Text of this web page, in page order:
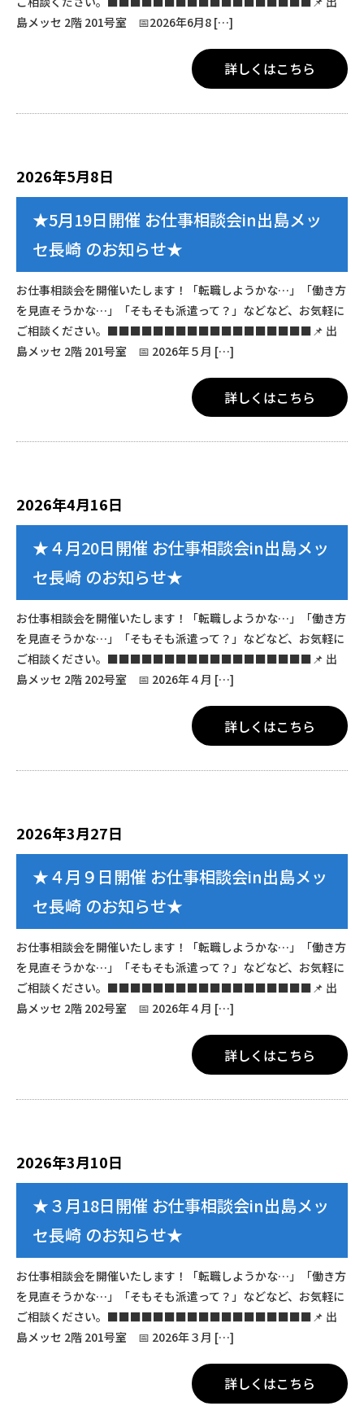
島メッセ 2階 201号室 📅2026年6月8 […]
詳しくはこちら
2026年5月8日
★5月19日開催 お仕事相談会in出島メッ
セ長崎 のお知らせ★
お仕事相談会を開催いたします！「転職しようかな…」「働き方
を見直そうかな…」「そもそも派遣って？」などなど、お気軽に
ご相談ください。■■■■■■■■■■■■■■■■■■📌 出
島メッセ 2階 201号室 📅 2026年５月 […]
詳しくはこちら
2026年4月16日
★４月20日開催 お仕事相談会in出島メッ
セ長崎 のお知らせ★
お仕事相談会を開催いたします！「転職しようかな…」「働き方
を見直そうかな…」「そもそも派遣って？」などなど、お気軽に
ご相談ください。■■■■■■■■■■■■■■■■■■📌 出
島メッセ 2階 202号室 📅 2026年４月 […]
詳しくはこちら
2026年3月27日
★４月９日開催 お仕事相談会in出島メッ
セ長崎 のお知らせ★
お仕事相談会を開催いたします！「転職しようかな…」「働き方
を見直そうかな…」「そもそも派遣って？」などなど、お気軽に
ご相談ください。■■■■■■■■■■■■■■■■■■📌 出
島メッセ 2階 202号室 📅 2026年４月 […]
詳しくはこちら
2026年3月10日
★３月18日開催 お仕事相談会in出島メッ
セ長崎 のお知らせ★
お仕事相談会を開催いたします！「転職しようかな…」「働き方
を見直そうかな…」「そもそも派遣って？」などなど、お気軽に
ご相談ください。■■■■■■■■■■■■■■■■■■📌 出
島メッセ 2階 201号室 📅 2026年３月 […]
詳しくはこちら